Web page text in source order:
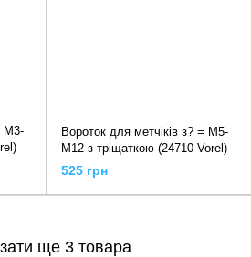
M3-
Вороток для метчіків з? = M5-
M12 з тріщаткою (24710 Vorel)
525 грн
ще 3 товара